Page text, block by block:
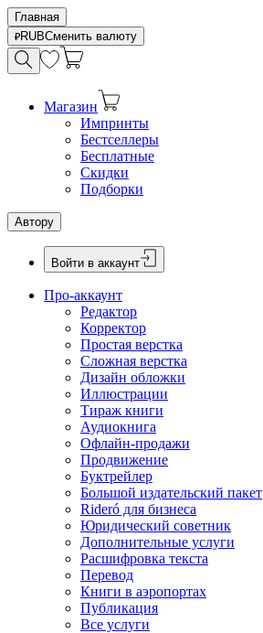
Главная
RUBСменить валюту
Магазин
Импринты
Бестселлеры
Бесплатные
Скидки
Подборки
Автору
Войти в аккаунт
Про-аккаунт
Редактор
Корректор
Простая верстка
Сложная верстка
Дизайн обложки
Иллюстрации
Тираж книги
Аудиокнига
Офлайн-продажи
Продвижение
Буктрейлер
Большой издательский пакет
Rideró для бизнеса
Юридический советник
Дополнительные услуги
Расшифровка текста
Перевод
Книги в аэропортах
Публикация
Все услуги